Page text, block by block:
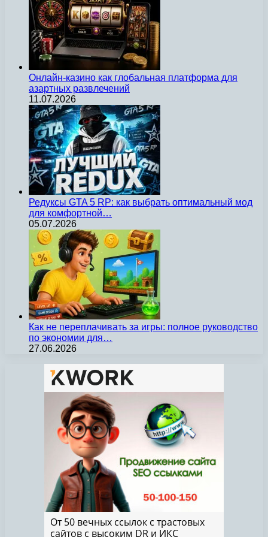
Онлайн-казино как глобальная платформа для
азартных развлечений
11.07.2026
Редуксы GTA 5 RP: как выбрать оптимальный мод
для комфортной…
05.07.2026
Как не переплачивать за игры: полное руководство
по экономии для…
27.06.2026